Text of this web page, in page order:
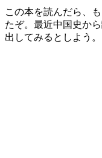
この本を読んだら、
たぞ。最近中国史か
出してみるとしよう。